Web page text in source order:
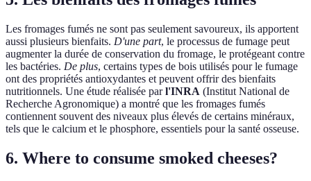
Les fromages fumés ne sont pas seulement savoureux, ils apportent
aussi plusieurs bienfaits. D'une part, le processus de fumage peut
augmenter la durée de conservation du fromage, le protégeant contre
les bactéries. De plus, certains types de bois utilisés pour le fumage
ont des propriétés antioxydantes et peuvent offrir des bienfaits
nutritionnels. Une étude réalisée parl'INRA (Institut National de
Recherche Agronomique) a montré que les fromages fumés
contiennent souvent des niveaux plus élevés de certains minéraux,
tels que le calcium et le phosphore, essentiels pour la santé osseuse.
6. Where to consume smoked cheeses?